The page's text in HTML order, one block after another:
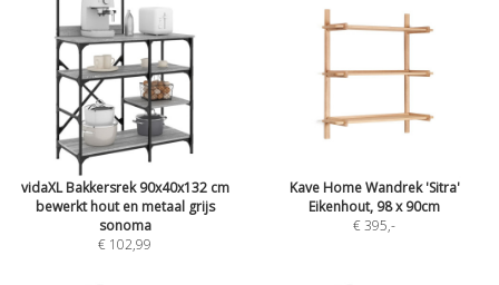
vidaXL Bakkersrek 90x40x132 cm
bewerkt hout en metaal grijs
sonoma
€ 102,99
Kave Home Wandrek 'Sitra'
Eikenhout, 98 x 90cm
€ 395,-